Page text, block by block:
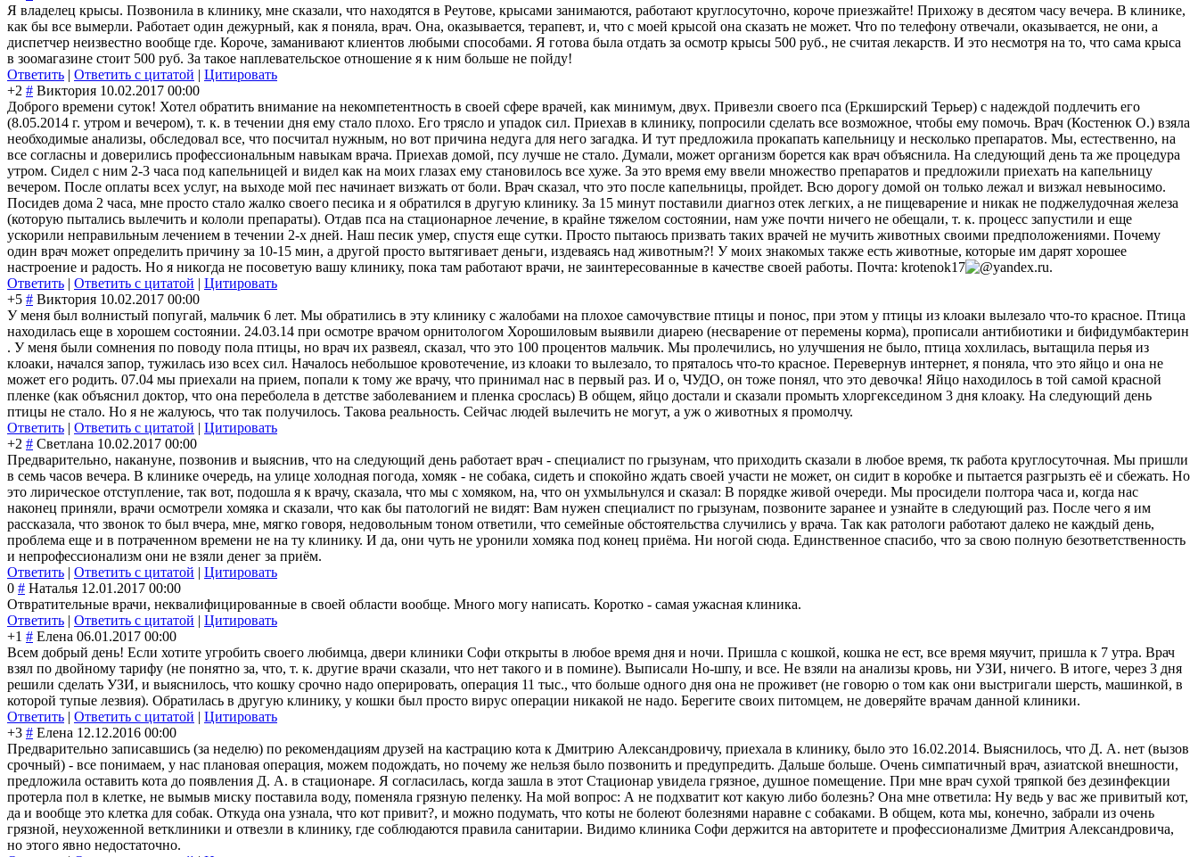
Я владелец крысы. Позвонила в клинику, мне сказали, что находятся в Реутове, крысами занимаются, работают круглосуточно, короче приезжайте! Прихожу в десятом часу вечера. В клинике,
как бы все вымерли. Работает один дежурный, как я поняла, врач. Она, оказывается, терапевт, и, что с моей крысой она сказать не может. Что по телефону отвечали, оказывается, не они, а
диспетчер неизвестно вообще где. Короче, заманивают клиентов любыми способами. Я готова была отдать за осмотр крысы 500 руб., не считая лекарств. И это несмотря на то, что сама крыса
в зоомагазине стоит 500 руб. За такое наплевательское отношение я к ним больше не пойду!
Ответить | Ответить с цитатой | Цитировать
+2 # Виктория 10.02.2017 00:00
Доброго времени суток! Хотел обратить внимание на некомпетентность в своей сфере врачей, как минимум, двух. Привезли своего пса (Еркширский Терьер) с надеждой подлечить его
(8.05.2014 г. утром и вечером), т. к. в течении дня ему стало плохо. Его трясло и упадок сил. Приехав в клинику, попросили сделать все возможное, чтобы ему помочь. Врач (Костенюк О.) взяла
необходимые анализы, обследовал все, что посчитал нужным, но вот причина недуга для него загадка. И тут предложила прокапать капельницу и несколько препаратов. Мы, естественно, на
все согласны и доверились профессиональным навыкам врача. Приехав домой, псу лучше не стало. Думали, может организм борется как врач объяснила. На следующий день та же процедура
утром. Сидел с ним 2-3 часа под капельницей и видел как на моих глазах ему становилось все хуже. За это время ему ввели множество препаратов и предложили приехать на капельницу
вечером. После оплаты всех услуг, на выходе мой пес начинает визжать от боли. Врач сказал, что это после капельницы, пройдет. Всю дорогу домой он только лежал и визжал невыносимо.
Посидев дома 2 часа, мне просто стало жалко своего песика и я обратился в другую клинику. За 15 минут поставили диагноз отек легких, а не пищеварение и никак не поджелудочная железа
(которую пытались вылечить и кололи препараты). Отдав пса на стационарное лечение, в крайне тяжелом состоянии, нам уже почти ничего не обещали, т. к. процесс запустили и еще
ускорили неправильным лечением в течении 2-х дней. Наш песик умер, спустя еще сутки. Просто пытаюсь призвать таких врачей не мучить животных своими предположениями. Почему
один врач может определить причину за 10-15 мин, а другой просто вытягивает деньги, издеваясь над животным?! У моих знакомых также есть животные, которые им дарят хорошее
настроение и радость. Но я никогда не посоветую вашу клинику, пока там работают врачи, не заинтересованные в качестве своей работы. Почта: krotenok17 yandex.ru.
Ответить | Ответить с цитатой | Цитировать
+5 # Виктория 10.02.2017 00:00
У меня был волнистый попугай, мальчик 6 лет. Мы обратились в эту клинику с жалобами на плохое самочувствие птицы и понос, при этом у птицы из клоаки вылезало что-то красное. Птица
находилась еще в хорошем состоянии. 24.03.14 при осмотре врачом орнитологом Хорошиловым выявили диарею (несварение от перемены корма), прописали антибиотики и бифидумбактерин
. У меня были сомнения по поводу пола птицы, но врач их развеял, сказал, что это 100 процентов мальчик. Мы пролечились, но улучшения не было, птица хохлилась, вытащила перья из
клоаки, начался запор, тужилась изо всех сил. Началось небольшое кровотечение, из клоаки то вылезало, то пряталось что-то красное. Перевернув интернет, я поняла, что это яйцо и она не
может его родить. 07.04 мы приехали на прием, попали к тому же врачу, что принимал нас в первый раз. И о, ЧУДО, он тоже понял, что это девочка! Яйцо находилось в той самой красной
пленке (как объяснил доктор, что она переболела в детстве заболеванием и пленка срослась) В общем, яйцо достали и сказали промыть хлоргекседином 3 дня клоаку. На следующий день
птицы не стало. Но я не жалуюсь, что так получилось. Такова реальность. Сейчас людей вылечить не могут, а уж о животных я промолчу.
Ответить | Ответить с цитатой | Цитировать
+2 # Светлана 10.02.2017 00:00
Предварительно, накануне, позвонив и выяснив, что на следующий день работает врач - специалист по грызунам, что приходить сказали в любое время, тк работа круглосуточная. Мы пришли
в семь часов вечера. В клинике очередь, на улице холодная погода, хомяк - не собака, сидеть и спокойно ждать своей участи не может, он сидит в коробке и пытается разгрызть её и сбежать. Но
это лирическое отступление, так вот, подошла я к врачу, сказала, что мы с хомяком, на, что он ухмыльнулся и сказал: В порядке живой очереди. Мы просидели полтора часа и, когда нас
наконец приняли, врачи осмотрели хомяка и сказали, что как бы патологий не видят: Вам нужен специалист по грызунам, позвоните заранее и узнайте в следующий раз. После чего я им
рассказала, что звонок то был вчера, мне, мягко говоря, недовольным тоном ответили, что семейные обстоятельства случились у врача. Так как ратологи работают далеко не каждый день,
проблема еще и в потраченном времени не на ту клинику. И да, они чуть не уронили хомяка под конец приёма. Ни ногой сюда. Единственное спасибо, что за свою полную безответственность
и непрофессионализм они не взяли денег за приём.
Ответить | Ответить с цитатой | Цитировать
0 # Наталья 12.01.2017 00:00
Отвратительные врачи, неквалифицированные в своей области вообще. Много могу написать. Коротко - самая ужасная клиника.
Ответить | Ответить с цитатой | Цитировать
+1 # Елена 06.01.2017 00:00
Всем добрый день! Если хотите угробить своего любимца, двери клиники Софи открыты в любое время дня и ночи. Пришла с кошкой, кошка не ест, все время мяучит, пришла к 7 утра. Врач
взял по двойному тарифу (не понятно за, что, т. к. другие врачи сказали, что нет такого и в помине). Выписали Но-шпу, и все. Не взяли на анализы кровь, ни УЗИ, ничего. В итоге, через 3 дня
решили сделать УЗИ, и выяснилось, что кошку срочно надо оперировать, операция 11 тыс., что больше одного дня она не проживет (не говорю о том как они выстригали шерсть, машинкой, в
которой тупые лезвия). Обратилась в другую клинику, у кошки был просто вирус операции никакой не надо. Берегите своих питомцем, не доверяйте врачам данной клиники.
Ответить | Ответить с цитатой | Цитировать
+3 # Елена 12.12.2016 00:00
Предварительно записавшись (за неделю) по рекомендациям друзей на кастрацию кота к Дмитрию Александровичу, приехала в клинику, было это 16.02.2014. Выяснилось, что Д. А. нет (вызов
срочный) - все понимаем, у нас плановая операция, можем подождать, но почему же нельзя было позвонить и предупредить. Дальше больше. Очень симпатичный врач, азиатской внешности,
предложила оставить кота до появления Д. А. в стационаре. Я согласилась, когда зашла в этот Стационар увидела грязное, душное помещение. При мне врач сухой тряпкой без дезинфекции
протерла пол в клетке, не вымыв миску поставила воду, поменяла грязную пеленку. На мой вопрос: А не подхватит кот какую либо болезнь? Она мне ответила: Ну ведь у вас же привитый кот,
да и вообще это клетка для собак. Откуда она узнала, что кот привит?, и можно подумать, что коты не болеют болезнями наравне с собаками. В общем, кота мы, конечно, забрали из очень
грязной, неухоженной ветклиники и отвезли в клинику, где соблюдаются правила санитарии. Видимо клиника Софи держится на авторитете и профессионализме Дмитрия Александровича,
но этого явно недостаточно.